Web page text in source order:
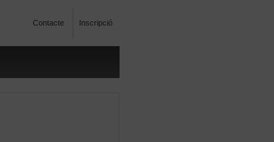
Contacte Inscripció